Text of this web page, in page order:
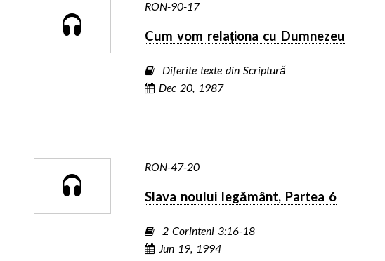
RON-90-17
Cum vom relaționa cu Dumnezeu
Diferite texte din Scriptură
Dec 20, 1987
RON-47-20
Slava noului legământ, Partea 6
2 Corinteni 3:16-18
Jun 19, 1994